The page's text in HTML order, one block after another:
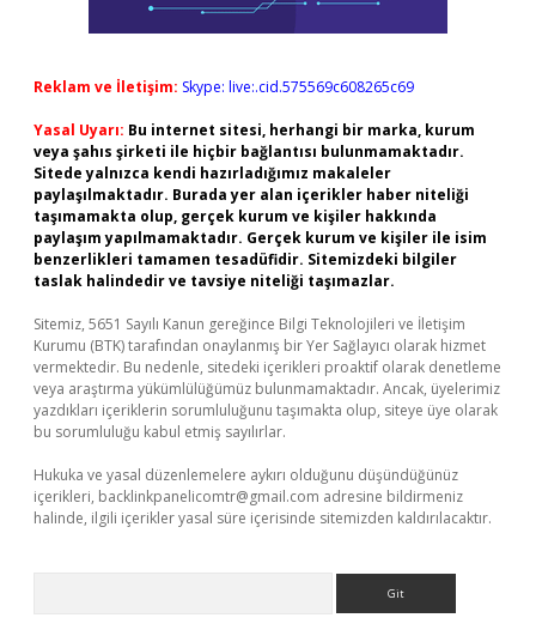
Reklam ve İletişim: Skype: live:.cid.575569c608265c69
Yasal Uyarı: Bu internet sitesi, herhangi bir marka, kurum
veya şahıs şirketi ile hiçbir bağlantısı bulunmamaktadır.
Sitede yalnızca kendi hazırladığımız makaleler
paylaşılmaktadır. Burada yer alan içerikler haber niteliği
taşımamakta olup, gerçek kurum ve kişiler hakkında
paylaşım yapılmamaktadır. Gerçek kurum ve kişiler ile isim
benzerlikleri tamamen tesadüfidir. Sitemizdeki bilgiler
taslak halindedir ve tavsiye niteliği taşımazlar.
Sitemiz, 5651 Sayılı Kanun gereğince Bilgi Teknolojileri ve İletişim
Kurumu (BTK) tarafından onaylanmış bir Yer Sağlayıcı olarak hizmet
vermektedir. Bu nedenle, sitedeki içerikleri proaktif olarak denetleme
veya araştırma yükümlülüğümüz bulunmamaktadır. Ancak, üyelerimiz
yazdıkları içeriklerin sorumluluğunu taşımakta olup, siteye üye olarak
bu sorumluluğu kabul etmiş sayılırlar.
Hukuka ve yasal düzenlemelere aykırı olduğunu düşündüğünüz
içerikleri, backlinkpanelicomtr@gmail.com adresine bildirmeniz
halinde, ilgili içerikler yasal süre içerisinde sitemizden kaldırılacaktır.